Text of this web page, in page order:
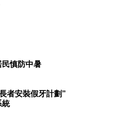
慎防中暑
者安裝假牙計劃”
統